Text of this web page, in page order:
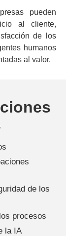
pueden
al cliente,
de los
humanos
al valor.
de los
procesos
la IA